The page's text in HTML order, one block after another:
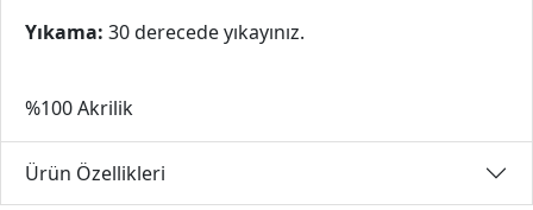
Yıkama: 30 derecede yıkayınız.
%100 Akrilik
Ürün Özellikleri